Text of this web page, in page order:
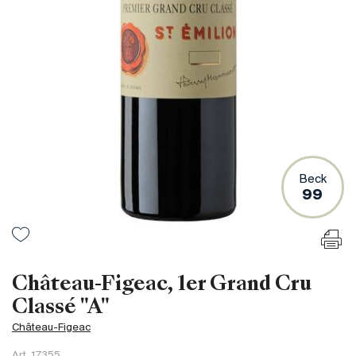
États-Unis
Liban
Nouvelle Zélande
Portugal
Beck
99
Château-Figeac, 1er Grand Cru
Classé "A"
Château-Figeac